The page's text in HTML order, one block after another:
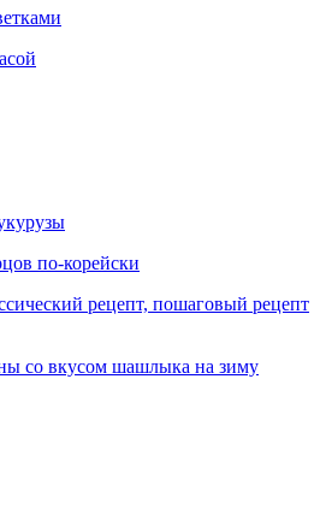
по-корейски
рецепт, пошаговый рецепт
со вкусом шашлыка на зиму